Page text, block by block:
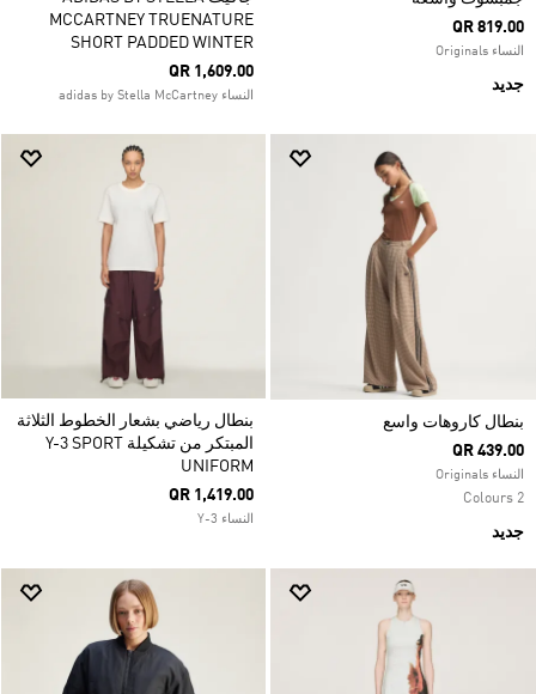
QR 819.00
النساء Originals
جديد
MCCARTNEY TRUENATURE
SHORT PADDED WINTER
QR 1,609.00
النساء adidas by Stella McCartney
بنطال كاروهات واسع
QR 439.00
النساء Originals
2 Colours
جديد
بنطال رياضي بشعار الخطوط الثلاثة
المبتكر من تشكيلة Y-3 SPORT
UNIFORM
QR 1,419.00
النساء Y-3